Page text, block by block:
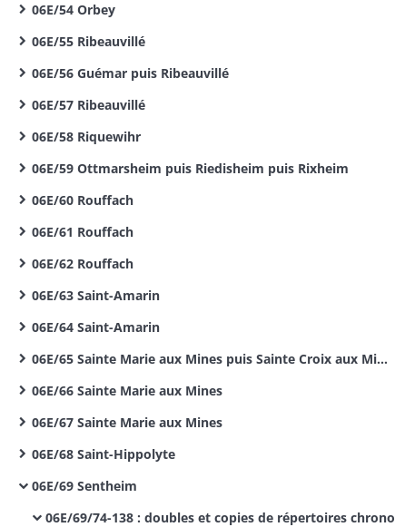
06E/54 Orbey
06E/55 Ribeauvillé
06E/56 Guémar puis Ribeauvillé
06E/57 Ribeauvillé
06E/58 Riquewihr
06E/59 Ottmarsheim puis Riedisheim puis Rixheim
06E/60 Rouffach
06E/61 Rouffach
06E/62 Rouffach
06E/63 Saint-Amarin
06E/64 Saint-Amarin
06E/65 Sainte Marie aux Mines puis Sainte Croix aux Mines
06E/66 Sainte Marie aux Mines
06E/67 Sainte Marie aux Mines
06E/68 Saint-Hippolyte
06E/69 Sentheim
06E/69/74-138 : doubles et copies de répertoires chronologiques